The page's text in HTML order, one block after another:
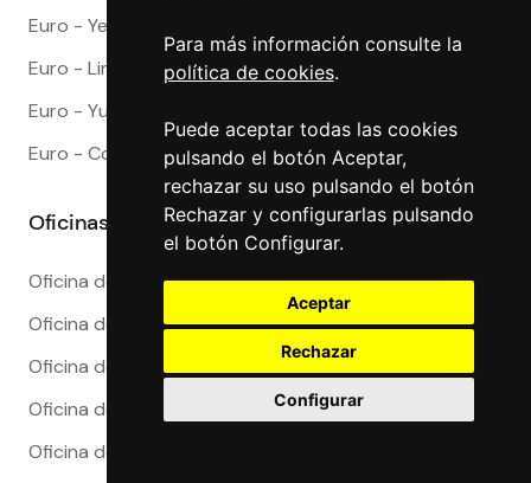
Para más información consulte la
política de cookies.
Puede aceptar todas las cookies
pulsando el botón Aceptar,
rechazar su uso pulsando el botón
Rechazar y configurarlas pulsando
el botón Configurar.
Aceptar
Rechazar
Configurar
Euro - Yen Japones
Euro - Lira Turca
Euro - Yuan Chino
Euro - Corona Danesa
Oficinas
Oficina de Cambio en Alicante
Oficina de Cambio en Barcelona
Oficina de Cambio en Córdoba
Oficina de Cambio en Granada
Oficina de Cambio en Madrid